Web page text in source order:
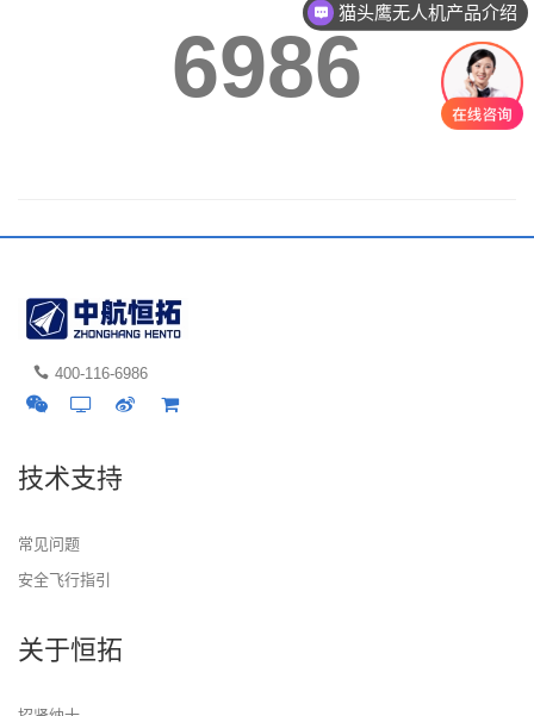
6986
400-116-6986
技术支持
常见问题
安全飞行指引
关于恒拓
猫头鹰无人机产品介绍